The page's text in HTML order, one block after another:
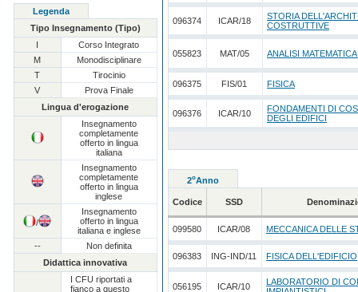
Legenda
Tipo Insegnamento (Tipo)
I
Corso Integrato
M
Monodisciplinare
T
Tirocinio
V
Prova Finale
Lingua d'erogazione
Insegnamento
completamente
offerto in lingua
italiana
Insegnamento
completamente
offerto in lingua
inglese
/
Insegnamento
offerto in lingua
italiana e inglese
--
Non definita
Didattica innovativa
I CFU riportati a
fianco a questo
096374 ICAR/18
STORIA
COSTRUTTIVE
055823 MAT/05 ANALISI MATEMATICA
096375 FIS/01 FISICA
096376 ICAR/10
FONDAMENTI DI
DEGLI EDIFICI
2oAnno
Codice SSD
099580 ICAR/08 MECCANICA DELLE
096383 ING-IND/11 FISICA DELL'EDIFICIO
056195 ICAR/10
LABORATORIO DI